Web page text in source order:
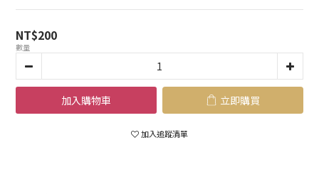
NT$200
數量
加入購物車 立即購買
加入追蹤清單